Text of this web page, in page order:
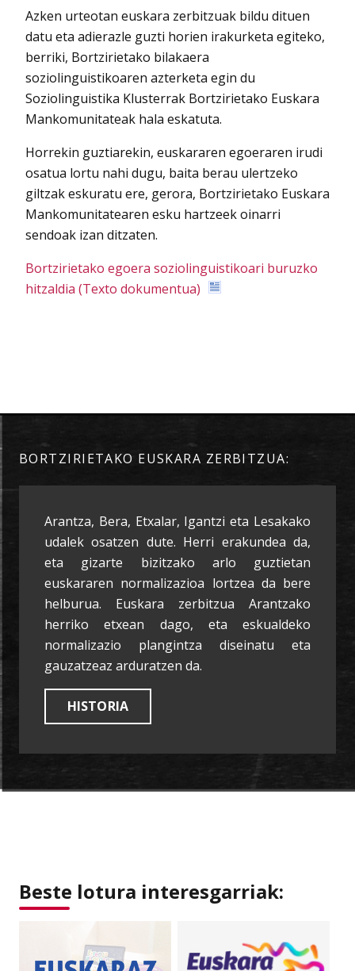
Azken urteotan euskara zerbitzuak bildu dituen
datu eta adierazle guzti horien irakurketa egiteko,
berriki, Bortzirietako bilakaera
soziolinguistikoaren azterketa egin du
Soziolinguistika Klusterrak Bortzirietako Euskara
Mankomunitateak hala eskatuta.
Horrekin guztiarekin, euskararen egoeraren irudi
osatua lortu nahi dugu, baita berau ulertzeko
giltzak eskuratu ere, gerora, Bortzirietako Euskara
Mankomunitatearen esku hartzeek oinarri
sendoak izan ditzaten.
Bortzirietako egoera soziolinguistikoari buruzko
hitzaldia (Texto dokumentua)
BORTZIRIETAKO EUSKARA ZERBITZUA:
Arantza, Bera, Etxalar, Igantzi eta Lesakako
udalek osatzen dute. Herri erakundea da,
eta gizarte bizitzako arlo guztietan
euskararen normalizazioa lortzea da bere
helburua. Euskara zerbitzua Arantzako
herriko etxean dago, eta eskualdeko
normalizazio plangintza diseinatu eta
gauzatzeaz arduratzen da.
HISTORIA
Beste lotura interesgarriak: